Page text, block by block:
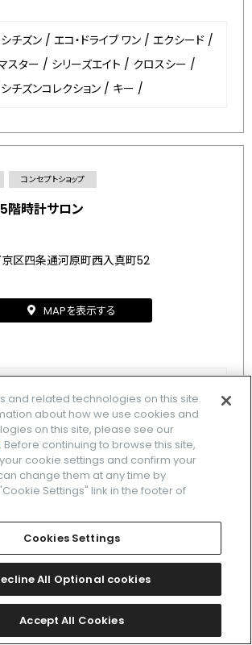
シチズン / エコ・ドライブ ワン / エクシード /
スター / シリーズエイト / クロスシー /
シチズンコレクション / キー /
コンセプトショップ
階時計サロン
区四条通河原町西入真町52
MAPを表示する
スター/シリーズエイト/ クロスシー/
シチズンコレクション/キー /
7
and related technologies on this site.
about how we use cookies and
on this site, please see our
. Before continuing to browse this site,
cookie settings and confirm your
change them at any time by
Settings" link in the footer of
Cookies Settings
All Optional cookies
Accept All Cookies